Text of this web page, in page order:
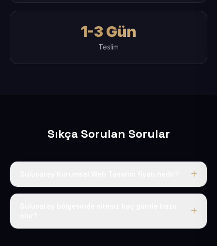
1-3 Gün
Teslim
Sıkça Sorulan Sorular
Tek fiyat uygulanır: yıllık 50 USD + KDV. Bu bedele alan